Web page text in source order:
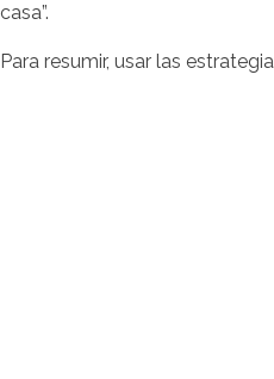
casa”.
Para resumir, usar las